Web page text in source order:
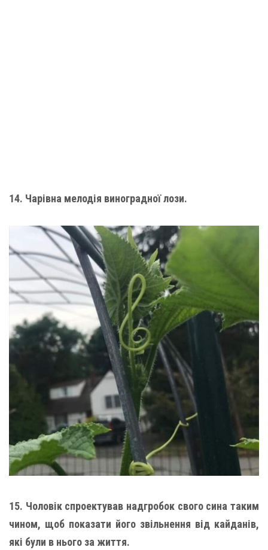
14. Чарівна мелодія виноградної лози.
15. Чоловік спроектував надгробок свого сина таким
чином, щоб показати його звільнення від кайданів,
які були в нього за життя.